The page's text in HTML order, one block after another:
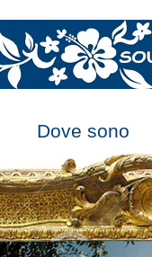
Dove sono